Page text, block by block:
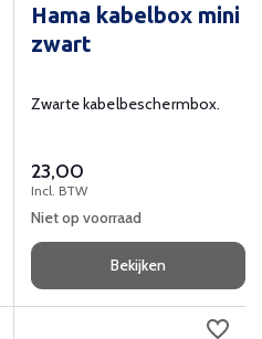
Hama kabelbox mini
zwart
Zwarte kabelbeschermbox.
23,00
Incl. BTW
Niet op voorraad
Bekijken